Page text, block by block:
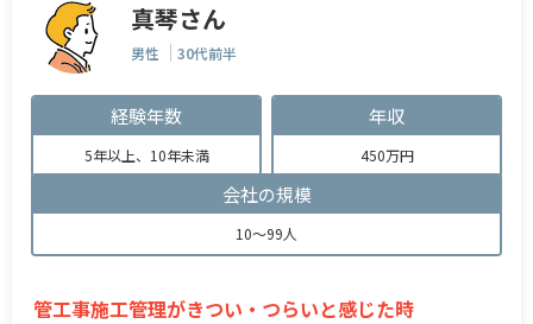
真琴さん
男性 30代前半
経験年数
5年以上、10年未満
年収
450万円
会社の規模
10～99人
管工事施工管理がきつい・つらいと感じた時